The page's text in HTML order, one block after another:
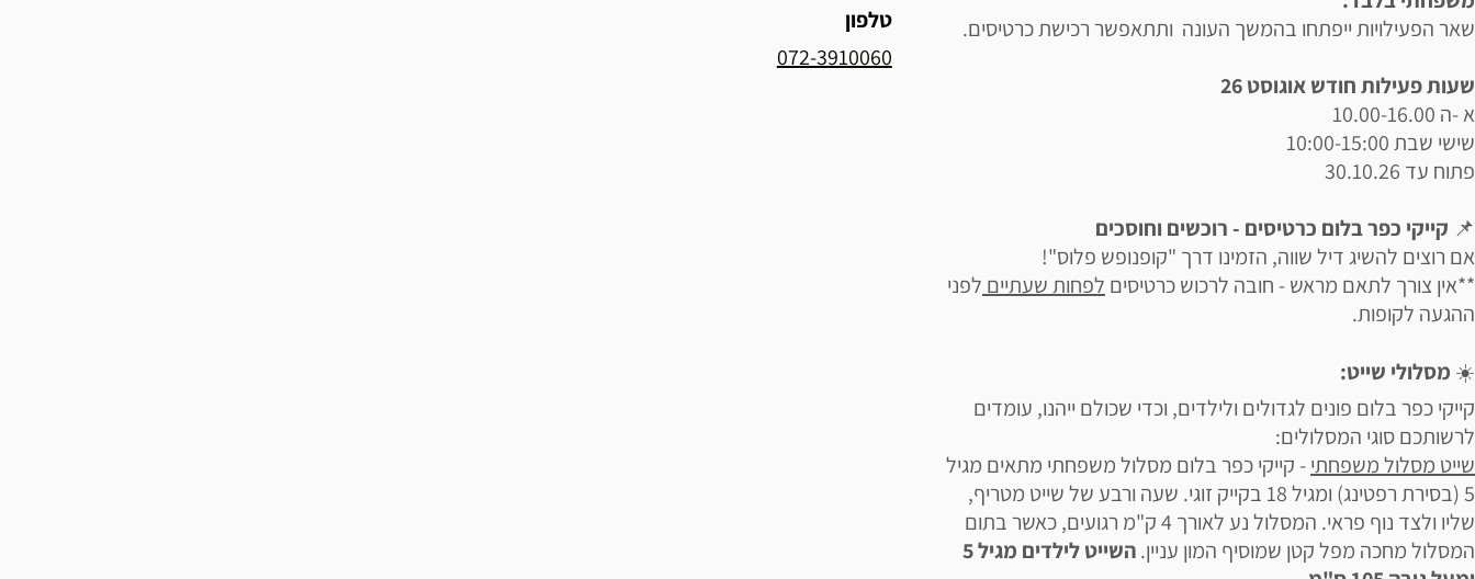
שאר הפעילויות ייפתחו בהמשך העונה ותתאפשר רכישת כרטיסים.
שעות פעילות חודש אוגוסט 26
א -ה 10.00-16.00
שישי שבת 10:00-15:00
פתוח עד 30.10.26
📌 קייקי כפר בלום כרטיסים - רוכשים וחוסכים
אם רוצים להשיג דיל שווה, הזמינו דרך "קופנופש פלוס"!
**אין צורך לתאם מראש - חובה לרכוש כרטיסים לפחות שעתיים לפני
ההגעה לקופות.
☀️ מסלולי שייט:
קייקי כפר בלום פונים לגדולים ולילדים, וכדי שכולם ייהנו, עומדים
לרשותכם סוגי המסלולים:
שייט מסלול משפחתי- קייקי כפר בלום מסלול משפחתי מתאים מגיל
5 (בסירת רפטינג) ומגיל 18 בקייק זוגי. שעה ורבע של שייט מטריף,
שליו ולצד נוף פראי. המסלול נע לאורך 4 ק"מ רגועים, כאשר בתום
המסלול מחכה מפל קטן שמוסיף המון עניין.
השייט לילדים מגיל 5
טלפון
072-3910060